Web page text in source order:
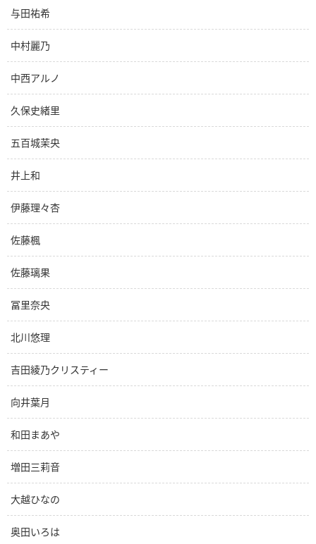
与田祐希
中村麗乃
中西アルノ
久保史緒里
五百城茉央
井上和
伊藤理々杏
佐藤楓
佐藤璃果
冨里奈央
北川悠理
吉田綾乃クリスティー
向井葉月
和田まあや
増田三莉音
大越ひなの
奥田いろは